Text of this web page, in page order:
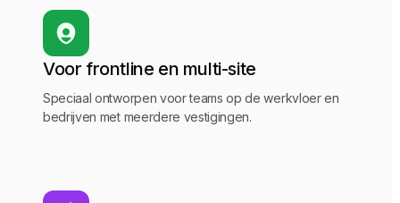
Voor frontline en multi-site
Speciaal ontworpen voor teams op de werkvloer en
bedrijven met meerdere vestigingen.